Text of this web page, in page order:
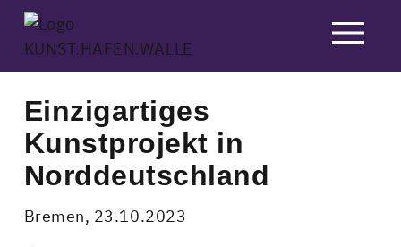
Skip
content
Einzigartiges
Kunstprojekt in
Norddeutschland
Bremen, 23.10.2023